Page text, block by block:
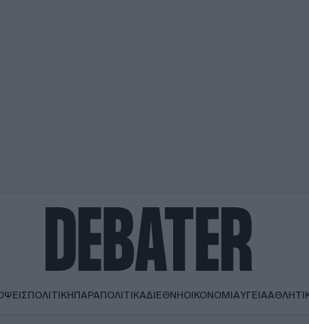
ΠΟΛΙΤΙΚΗΠΑΡΑΠΟΛΙΤΙΚΑΔΙΕΘΝΗΟΙΚΟΝΟΜΙΑΥΓΕΙΑ